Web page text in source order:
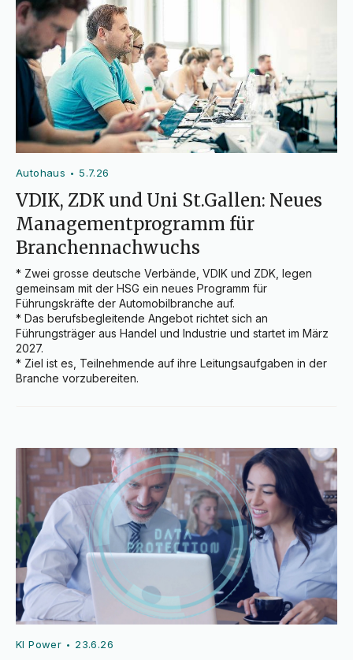
Autohaus • 5.7.26
VDIK, ZDK und Uni St.Gallen: Neues
Managementprogramm für
Branchennachwuchs
* Zwei grosse deutsche Verbände, VDIK und ZDK, legen
gemeinsam mit der HSG ein neues Programm für
Führungskräfte der Automobilbranche auf.
* Das berufsbegleitende Angebot richtet sich an
Führungsträger aus Handel und Industrie und startet im März
2027.
* Ziel ist es, Teilnehmende auf ihre Leitungsaufgaben in der
Branche vorzubereiten.
KI Power • 23.6.26